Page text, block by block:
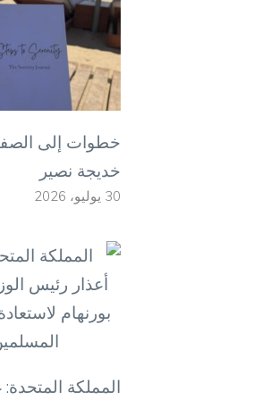
خطوات إلى
خديجة نصير
30 يوليو، 2026
المملكة المتحدة: